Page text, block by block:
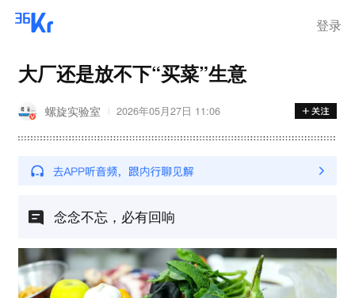
登录
大厂还是放不下“买菜”生意
螺旋实验室 2026年05月27日 11:06
念念不忘，必有回响